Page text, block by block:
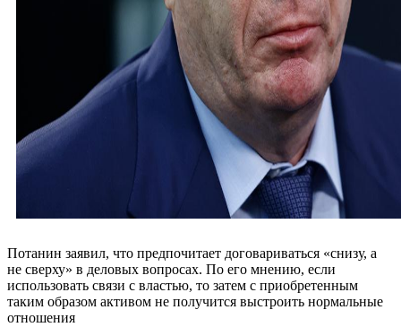
Потанин заявил, что предпочитает договариваться «снизу, а
не сверху» в деловых вопросах. По его мнению, если
использовать связи с властью, то затем с приобретенным
таким образом активом не получится выстроить нормальные
отношения